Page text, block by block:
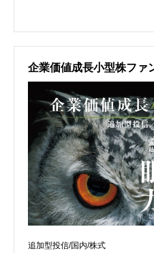
企業価値成長小型株ファ
追加型投信/国内/株式